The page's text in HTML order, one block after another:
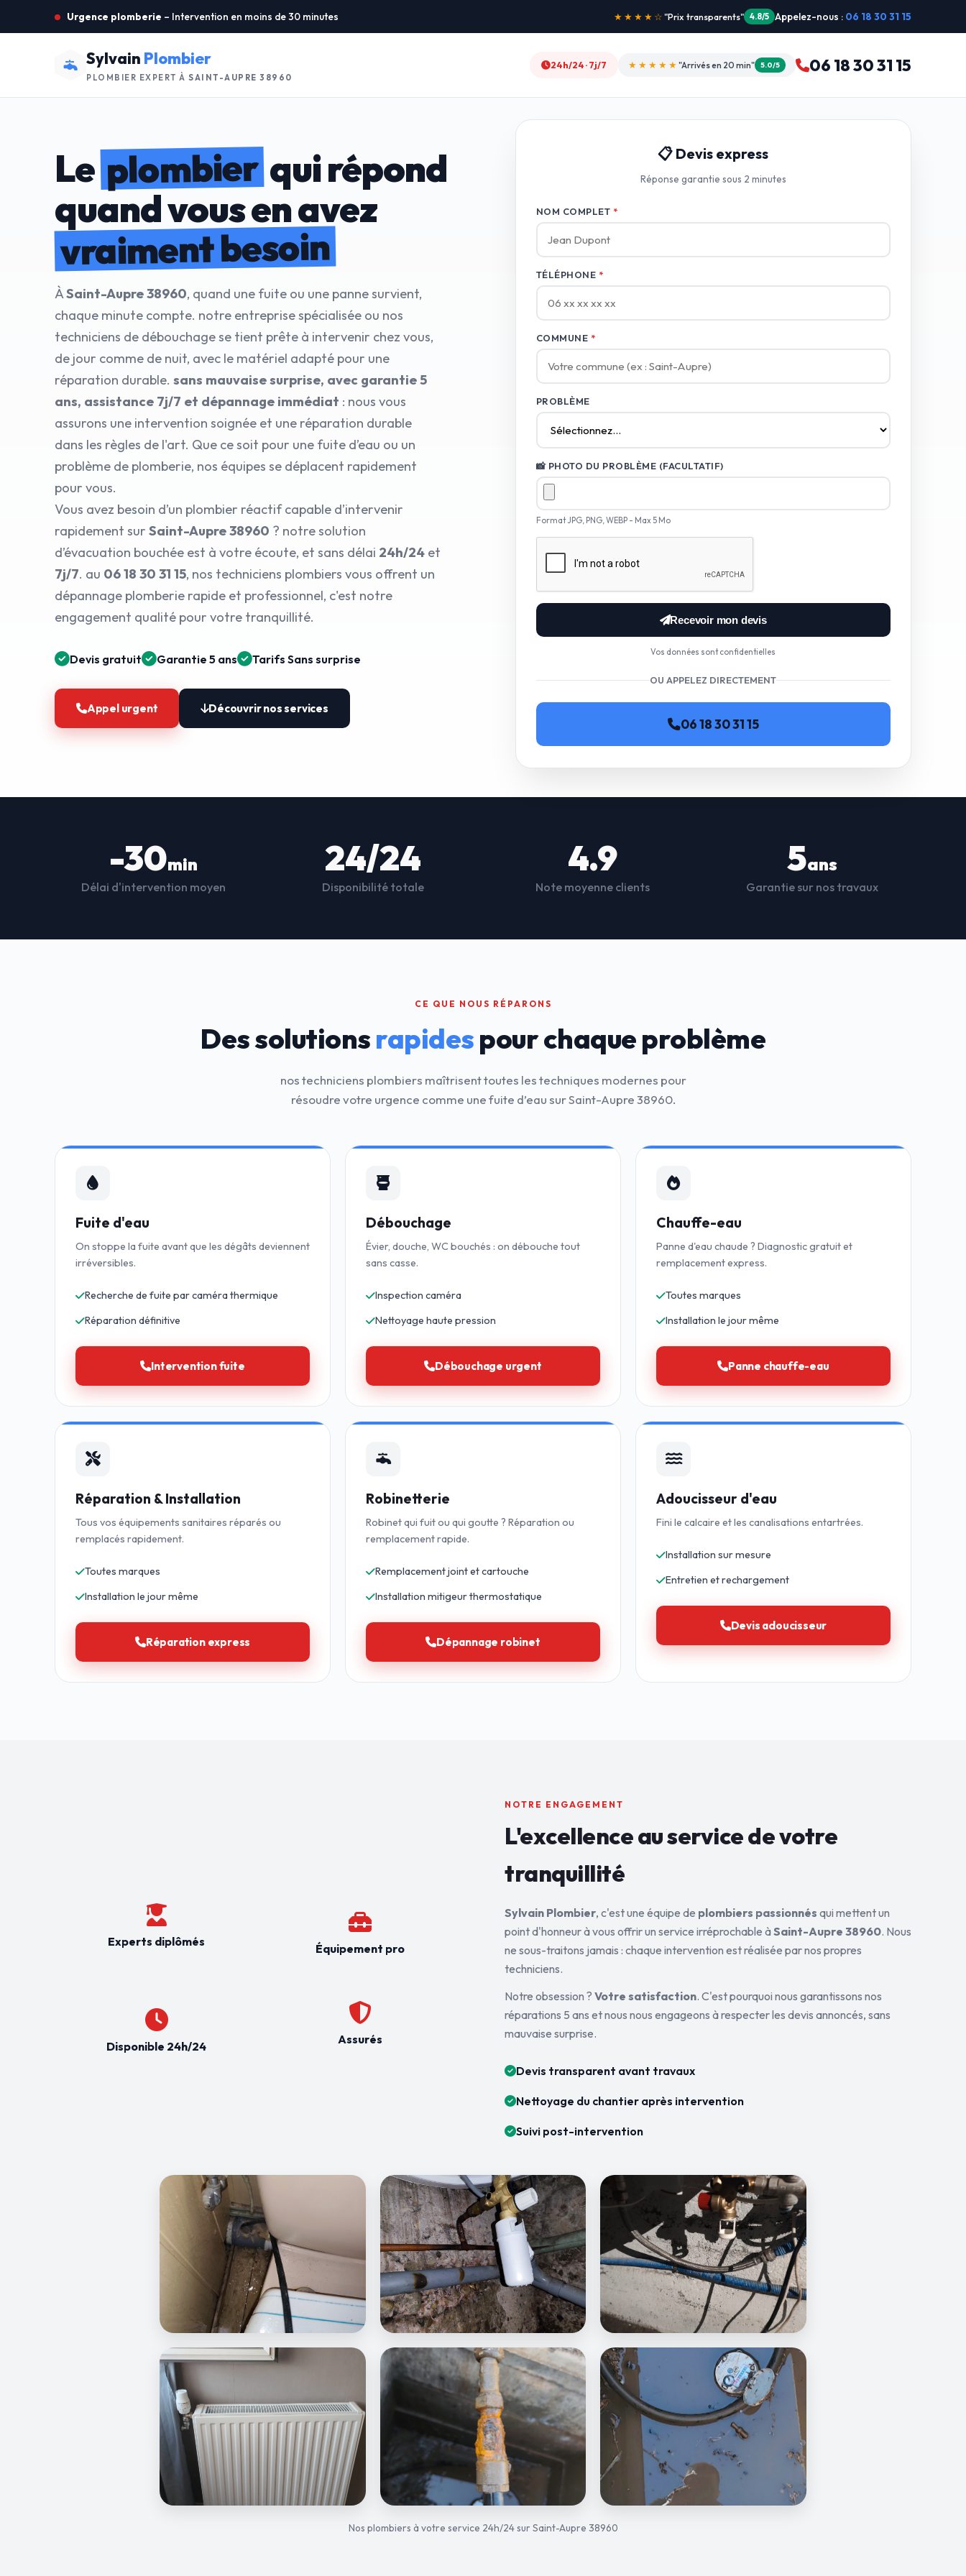
Urgence plomberie – Intervention en moins de 30 minutes ★★★★★ "Intervention dimanche" 5.0/5 Appelez-nous : 06 18 30 31 15
Sylvain Plombier
PLOMBIER EXPERT À SAINT-AUPRE 38960
24h/24 · 7j/7 ★★★★★ "Arrivés en 20 min" 5.0/5 06 18 30 31 15
Leplombierqui répond
quand vous en avez
vraiment besoin
ÀSaint-Aupre 38960, quand une fuite ou une panne survient,
chaque minute compte. notre entreprise spécialisée ou nos
techniciens de débouchage se tient prête à intervenir chez vous,
de jour comme de nuit, avec le matériel adapté pour une
réparation durable. sans mauvaise surprise, avec garantie 5
ans, assistance 7j/7 et dépannage immédiat : nous vous
assurons une intervention soignée et une réparation durable
dans les règles de l'art. Que ce soit pour une fuite d’eau ou un
problème de plomberie, nos équipes se déplacent rapidement
pour vous.
Vous avez besoin d’un plombier réactif capable d’intervenir
rapidement sur Saint-Aupre 38960 ? notre solution
d’évacuation bouchée est à votre écoute, et sans délai 24h/24 et
7j/7. au 06 18 30 31 15, nos techniciens plombiers vous offrent un
dépannage plomberie rapide et professionnel, c'est notre
engagement qualité pour votre tranquillité.
Devis gratuit Garantie 5 ans Tarifs Sans surprise
Appel urgent Découvrir nos services
📋 Devis express
Réponse garantie sous 2 minutes
NOM COMPLET *
TÉLÉPHONE *
COMMUNE *
PROBLÈME
📸 PHOTO DU PROBLÈME (FACULTATIF)
Format JPG, PNG, WEBP - Max 5 Mo
Recevoir mon devis
Vos données sont confidentielles
OU APPELEZ DIRECTEMENT
06 18 30 31 15
-30min
Délai d'intervention moyen
24/24
Disponibilité totale
4.9
Note moyenne clients
5ans
Garantie sur nos travaux
CE QUE NOUS RÉPARONS
Des solutionsrapidespour chaque problème
nos techniciens plombiers maîtrisent toutes les techniques modernes pour
résoudre votre urgence comme une fuite d’eau sur Saint-Aupre 38960.
Fuite d'eau
On stoppe la fuite avant que les dégâts deviennent
irréversibles.
Recherche de fuite par caméra thermique
Réparation définitive
Intervention fuite
Débouchage
Évier, douche, WC bouchés : on débouche tout
sans casse.
Inspection caméra
Nettoyage haute pression
Débouchage urgent
Chauffe-eau
Panne d'eau chaude ? Diagnostic gratuit et
remplacement express.
Toutes marques
Installation le jour même
Panne chauffe-eau
Réparation & Installation
Tous vos équipements sanitaires réparés ou
remplacés rapidement.
Toutes marques
Installation le jour même
Réparation express
Robinetterie
Robinet qui fuit ou qui goutte ? Réparation ou
remplacement rapide.
Remplacement joint et cartouche
Installation mitigeur thermostatique
Dépannage robinet
Adoucisseur d'eau
Fini le calcaire et les canalisations entartrées.
Installation sur mesure
Entretien et rechargement
Devis adoucisseur
Experts diplômés
Disponible 24h/24
Équipement pro
Assurés
NOTRE ENGAGEMENT
L'excellence au service devotre
tranquillité
Sylvain Plombier, c'est une équipe de plombiers passionnés qui mettent un
point d'honneur à vous offrir un service irréprochable àSaint-Aupre 38960. Nous
ne sous-traitons jamais : chaque intervention est réalisée par nos propres
techniciens.
Notre obsession ? Votre satisfaction. C'est pourquoi nous garantissons nos
réparations 5 ans et nous nous engageons à respecter les devis annoncés, sans
mauvaise surprise.
Devis transparent avant travaux
Nettoyage du chantier après intervention
Suivi post-intervention
Nos plombiers à votre service 24h/24 sur Saint-Aupre 38960